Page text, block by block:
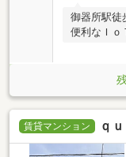
御器所駅徒
便利なＩｏ
賃貸マンション ｑ